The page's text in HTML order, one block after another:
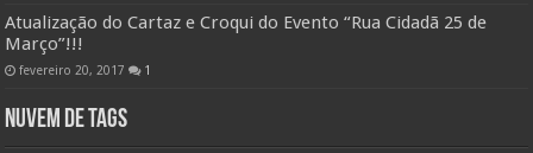
Atualização do Cartaz e Croqui do Evento “Rua Cidadã 25 de
Março”!!!
fevereiro 20, 2017 1
Nuvem de Tags